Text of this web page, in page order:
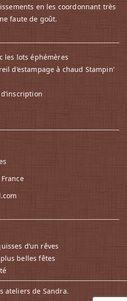
en les coordonnant très
faute de goût.
les lots éphémères
d’estampage à chaud Stampin’
France
d’un rêves
belles fêtes
ateliers de Sandra.